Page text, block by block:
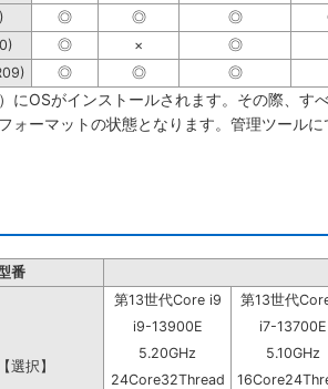
◎ ◎ ◎
◎ ×
◎
◎ ◎ ◎
にOSがインストールされます。その際、す
ォーマットの状態となります。管理ツール
番
選択】
第13世代Core i9
第13世代
i9-13900E
i7-13700E
5.20GHz
5.10GHz
24Core32Thread